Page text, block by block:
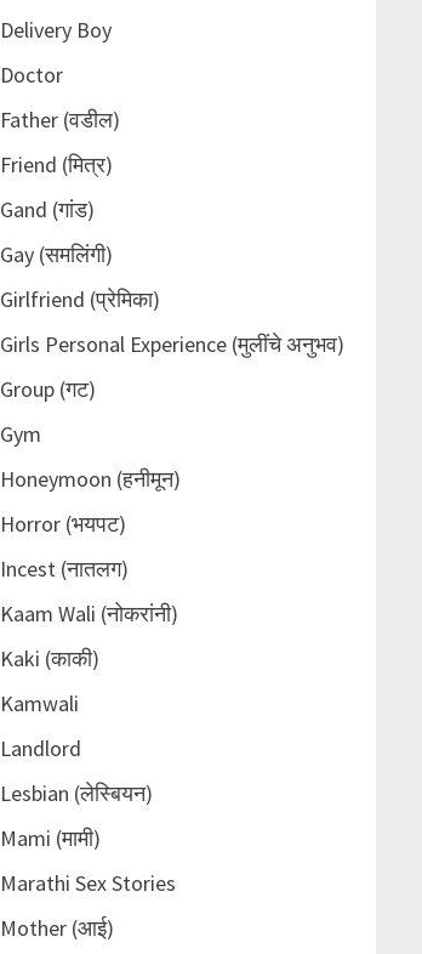
Delivery Boy
Doctor
Father (वडील)
Friend (मित्र)
Gand (गांड)
Gay (समलिंगी)
Girlfriend (प्रेमिका)
Girls Personal Experience (मुलींचे अनुभव)
Group (गट)
Gym
Honeymoon (हनीमून)
Horror (भयपट)
Incest (नातलग)
Kaam Wali (नोकरांनी)
Kaki (काकी)
Kamwali
Landlord
Lesbian (लेस्बियन)
Mami (मामी)
Marathi Sex Stories
Mother (आई)